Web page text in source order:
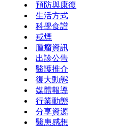
預防與康復
生活方式
科學食譜
戒煙
腫瘤資訊
出診公告
醫護推介
復大動態
媒體報導
行業動態
分享資源
醫患感想